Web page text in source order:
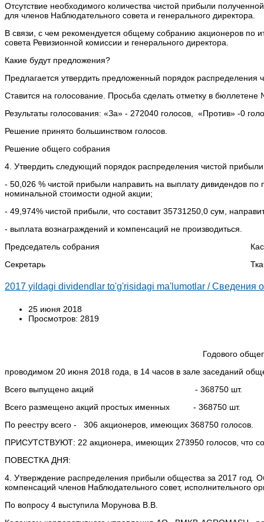
Отсутствие необходимого количества чистой прибыли
для членов Наблюдательного совета и генерального директора.
В связи, с чем рекомендуется общему собранию акционеров по
совета Ревизионной комиссии и генерального директора.
Какие будут предложения?
Предлагается утвердить предложенный порядок
Ставится на голосование. Просьба сделать отметку в
Результаты голосования: «За» - 272040 голосов, «Против» -0
Решение принято большинством голосов.
Решение общего собрания
4. Утвердить следующий порядок распределения чистой
- 50,026 % чистой прибыли направить на выплату дивидендов
номинальной стоимости одной акции;
- 49,974% чистой прибыли, что составит 35731250,0 сум,
- выплата вознаграждений и компенсаций не производиться.
Председатель собрания
Секретарь Ткаченко
2017 yildagi dividendlar to'g'risidagi ma'lumotlar / Сведения
25 июня 2018
Просмотров: 2819
Годового
проводимом 20 июня 2018 года, в 14 часов в зале заседаний
Всего выпущено акций - 368750 шт.
Всего размещено акций простых именных - 368750 шт.
По реестру всего - 306 акционеров, имеющих 368750 голосов.
ПРИСУТСТВУЮТ: 22 акционера, имеющих 273950 голосов, что
ПОВЕСТКА ДНЯ:
4. Утверждение распределения прибыли общества за 2017 год.
компенсаций членов Наблюдательного совет, исполнительного
По вопросу 4 выступила Морунова В.В.